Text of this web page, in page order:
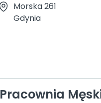
Morska 261
Gdynia
Pracownia